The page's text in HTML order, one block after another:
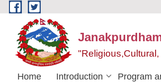
Skip to main content
Home Introduction Program